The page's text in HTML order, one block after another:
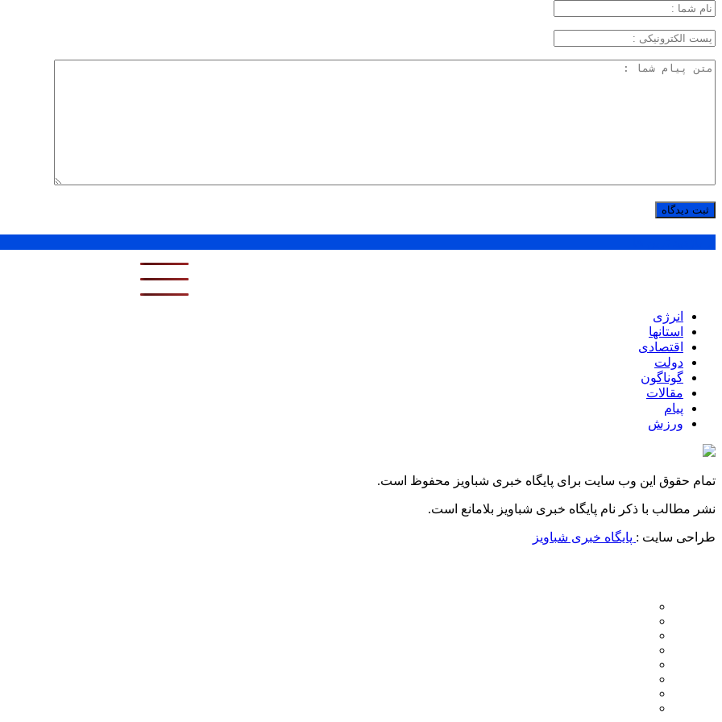
انرژی
استانها
اقتصادی
دولت
گوناگون
مقالات
پیام
ورزش
تمام حقوق این وب سایت برای پایگاه خبری شباویز محفوظ است.
نشر مطالب با ذکر نام پایگاه خبری شباویز بلامانع است.
طراحی سایت : پایگاه خبری شباویز